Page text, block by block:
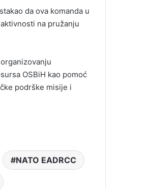
da ova komanda u
na pružanju
OSBiH kao pomoć
podrške misije i
NATO EADRCC